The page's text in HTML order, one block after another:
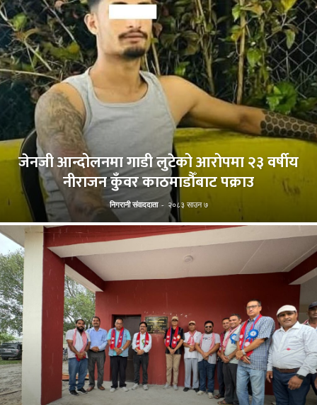
जेनजी आन्दोलनमा गाडी लुटेको आरोपमा २३ वर्षीय
नीराजन कुँवर काठमाडौँबाट पक्राउ
निगरानी संवाददाता - २०८३ साउन ७